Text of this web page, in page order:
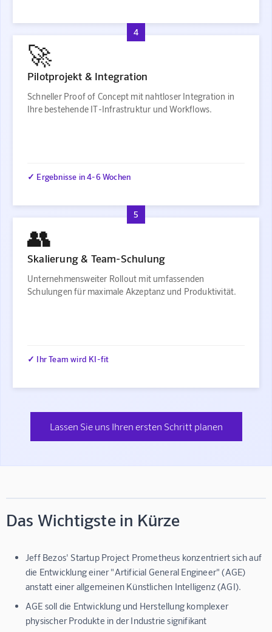
4
🚀
Pilotprojekt & Integration
Schneller Proof of Concept mit nahtloser Integration in
Ihre bestehende IT-Infrastruktur und Workflows.
✓ Ergebnisse in 4-6 Wochen
5
👥
Skalierung & Team-Schulung
Unternehmensweiter Rollout mit umfassenden
Schulungen für maximale Akzeptanz und Produktivität.
✓ Ihr Team wird KI-fit
Lassen Sie uns Ihren ersten Schritt planen
Das Wichtigste in Kürze
Jeff Bezos' Startup Project Prometheus konzentriert sich auf
die Entwicklung einer "Artificial General Engineer" (AGE)
anstatt einer allgemeinen Künstlichen Intelligenz (AGI).
AGE soll die Entwicklung und Herstellung komplexer
physischer Produkte in der Industrie signifikant